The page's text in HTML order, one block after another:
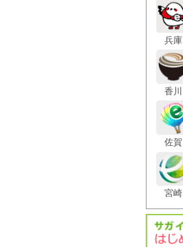
兵庫
香川
佐賀
宮崎